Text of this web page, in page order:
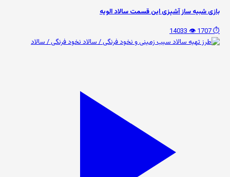
بازی شبیه ساز آشپزی این قسمت سالاد الویه
⏱️ 1707
👁️ 14033